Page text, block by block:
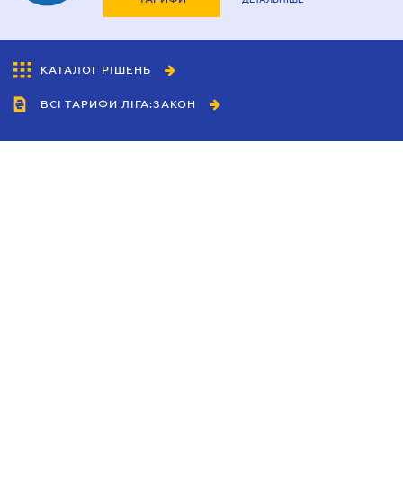
КАТАЛОГ РІШЕНЬ
ВСІ ТАРИФИ ЛІГА:ЗАКОН